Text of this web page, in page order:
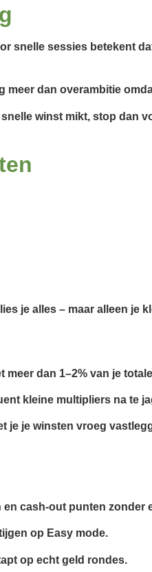
snelle sessies betekent
dan overambitie
winst mikt, stop dan
je alles – maar alleen je
dan 1–2% van je
kleine multipliers na te
je je winsten vroeg
cash‑out punten zonder
op Easy mode.
op echt geld rondes.